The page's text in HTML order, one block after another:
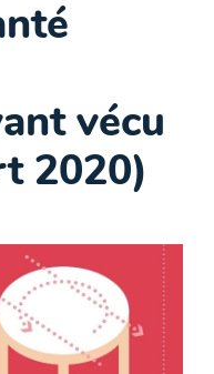
vécu
2020)